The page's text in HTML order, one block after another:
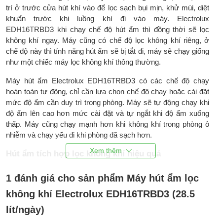
trí ở trước cửa hút khí vào để lọc sạch bụi mịn, khử mùi, diệt
khuẩn trước khi luồng khí đi vào máy. Electrolux
EDH16TRBD3 khi chạy chế độ hút ẩm thì đồng thời sẽ lọc
không khí ngay. Máy cũng có chế độ lọc không khí riêng, ở
chế độ này thì tính năng hút ẩm sẽ bị tắt đi, máy sẽ chạy giống
như một chiếc máy lọc không khí thông thường.
Máy hút ẩm Electrolux EDH16TRBD3 có các chế độ chạy
hoàn toàn tự động, chỉ cần lựa chọn chế độ chạy hoặc cài đặt
mức độ ẩm cần duy trì trong phòng. Máy sẽ tự động chạy khi
độ ẩm lên cao hơn mức cài đặt và tự ngắt khi độ ẩm xuống
thấp. Máy cũng chạy mạnh hơn khi không khí trong phòng ô
nhiễm và chạy yếu đi khi phòng đã sạch hơn.
Hút ẩm tích hợp lọc không khí hiệu quả
hút ẩm cao, khả năng lọc bụi mịn, khử mùi và diệt khuẩn hiệu
quả. Với công suất hút ẩm 28.5 lít/ngày, máy phù hợp kiểm
soát độ ẩm cho phòng có diện tích dưới 70m2, phòng ngủ,
phòng khách, nhà thông phòng hay văn phòng làm việc.
1 đánh giá cho sản phẩm Máy hút ẩm lọc
không khí Electrolux EDH16TRBD3 (28.5
lít/ngày)